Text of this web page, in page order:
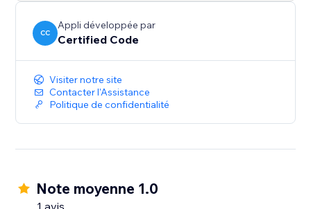
CC
Appli développée par
Certified Code
Visiter notre site
Contacter l'Assistance
Politique de confidentialité
Note moyenne 1.0